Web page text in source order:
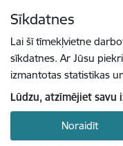
Sīkdatnes
Lai šī tīmekļvietne
sīkdatnes. Ar Jūsu
izmantotas statistikas
Lūdzu, atzīmējiet savu
Noraidīt